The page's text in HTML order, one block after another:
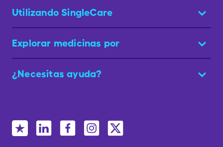
Utilizando SingleCare
Explorar medicinas por
¿Necesitas ayuda?